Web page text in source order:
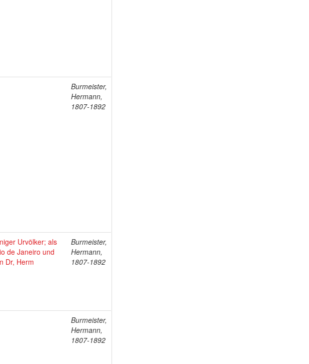
Burmeister,
Hermann,
1807-1892
Urvölker; als
de Janeiro und
Dr, Herm
Burmeister,
Hermann,
1807-1892
Burmeister,
Hermann,
1807-1892